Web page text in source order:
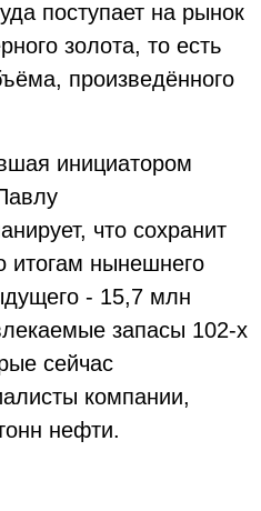
поступает на рынок
золота, то есть
произведённого
инициатором
что сохранит
итогам нынешнего
- 15,7 млн
запасы 102-х
сейчас
компании,
нефти.